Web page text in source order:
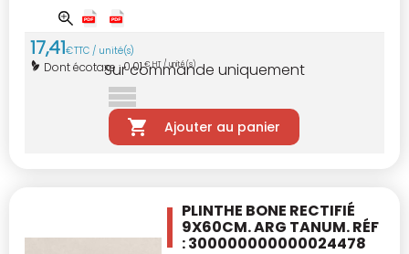
17,41€TTC / unité(s)
Dont écotaxe :0,01€ HT / unité(s)
Sur commande uniquement
Ajouter au panier
PLINTHE BONE RECTIFIÉ
9X60CM.ARG TANUM. RÉF
: 300000000000024478